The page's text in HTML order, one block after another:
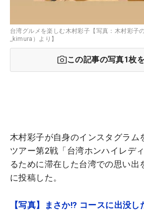
台湾グルメを楽しむ木村彩子【写真：木村彩子
_kimura）より】
この記事の写真1枚
木村彩子が自身のインスタグラム
ツアー第2戦「台湾ホンハイレデ
るために滞在した台湾での思い出
に投稿した。
【写真】まさか!? コースに出没